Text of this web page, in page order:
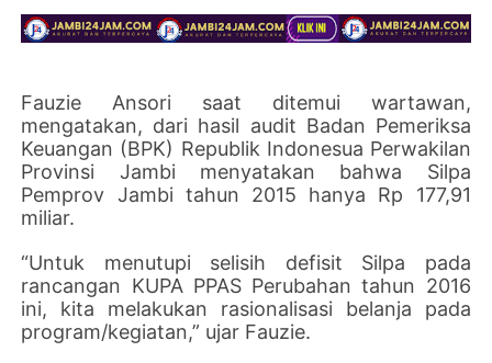
Fauzie Ansori saat ditemui wartawan,
mengatakan, dari hasil audit Badan Pemeriksa
Keuangan (BPK) Republik Indonesua Perwakilan
Provinsi Jambi menyatakan bahwa Silpa
Pemprov Jambi tahun 2015 hanya Rp 177,91
miliar.
“Untuk menutupi selisih defisit Silpa pada
rancangan KUPA PPAS Perubahan tahun 2016
ini, kita melakukan rasionalisasi belanja pada
program/kegiatan,” ujar Fauzie.